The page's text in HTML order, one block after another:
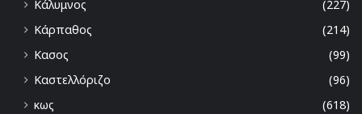
Κάλυμνος
(227)
Κάρπαθος
(214)
Κασος
(99)
Καστελλόριζο
(96)
κως
(618)